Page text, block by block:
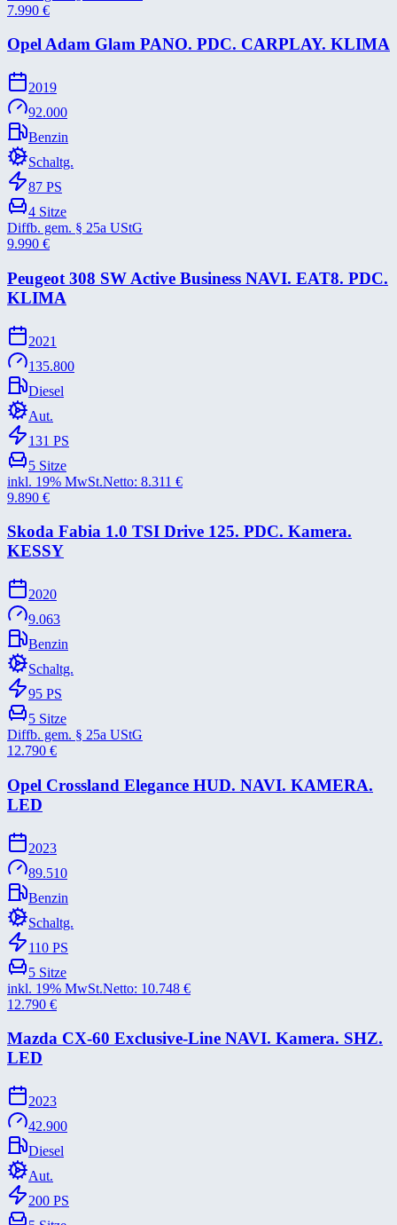
7.990 €
Opel Adam Glam PANO. PDC. CARPLAY. KLIMA
2019
92.000
Benzin
Schaltg.
87 PS
4 Sitze
Diffb. gem. § 25a UStG
9.990 €
Peugeot 308 SW Active Business NAVI. EAT8. PDC.
KLIMA
2021
135.800
Diesel
Aut.
131 PS
5 Sitze
inkl. 19% MwSt.Netto: 8.311 €
9.890 €
Skoda Fabia 1.0 TSI Drive 125. PDC. Kamera.
KESSY
2020
9.063
Benzin
Schaltg.
95 PS
5 Sitze
Diffb. gem. § 25a UStG
12.790 €
Opel Crossland Elegance HUD. NAVI. KAMERA.
LED
2023
89.510
Benzin
Schaltg.
110 PS
5 Sitze
inkl. 19% MwSt.Netto: 10.748 €
12.790 €
Mazda CX-​60 Exclusive-​Line NAVI. Kamera. SHZ.
LED
2023
42.900
Diesel
Aut.
200 PS